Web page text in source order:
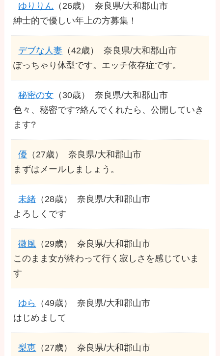
ゆりりん （26歳）
奈良県/大和郡山市
紳士的で優しい年上の方募集！
デブな人妻 （42歳）
奈良県/大和郡山市
ぽっちゃり体型です。エッチ依存症です。
秘密の女 （30歳）
奈良県/大和郡山市
色々、秘密です?絡んでくれたら、公開していき
ます?
優 （27歳）
奈良県/大和郡山市
まずはメールしましょう。
未緒 （28歳）
奈良県/大和郡山市
よろしくです
微風 （29歳）
奈良県/大和郡山市
このまま女が終わって行く寂しさを感じていま
す
ゆら （49歳）
奈良県/大和郡山市
はじめまして
梨恵 （27歳） 奈良県/大和郡山市